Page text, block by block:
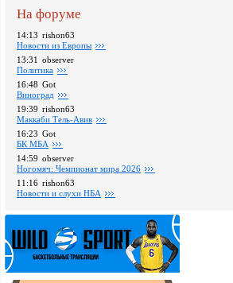
На форуме
14:13 rishon63
Новости из Европы
13:31 observer
Политика
16:48 Got
Виноград
19:39 rishon63
Маккаби Тель-Авив
16:23 Got
БК МБА
14:59 observer
Ногомяч: Чемпионат мира 2026
11:16 rishon63
Новости и слухи НБА